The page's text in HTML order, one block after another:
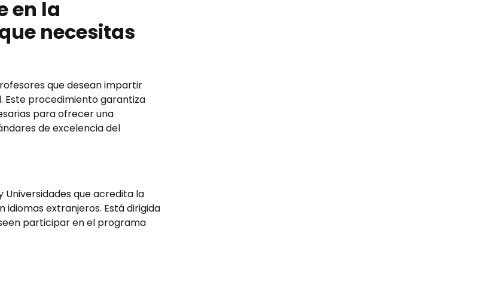
en la
necesitas
que desean impartir
Este procedimiento garantiza
para ofrecer una
de excelencia del
Universidades que acredita la
extranjeros. Está dirigida
participar en el programa